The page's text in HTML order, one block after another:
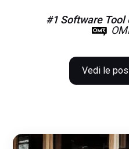
#1 Software Tool
Vedi le